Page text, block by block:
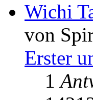
Wichi
von
Erster
1